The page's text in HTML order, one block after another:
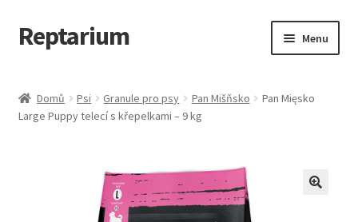
Přeskočit
na
Přejít
k
webu
Reptarium Menu
Košík
Domů Psi Granule pro psy Pan Mišňsko
Pan Mięsko
Large Puppy telecí s křepelkami – 9 kg